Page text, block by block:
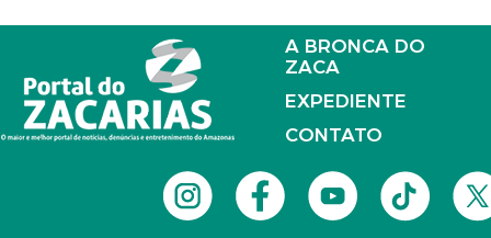
A BRONCA DO
ZACA
EXPEDIENTE
CONTATO